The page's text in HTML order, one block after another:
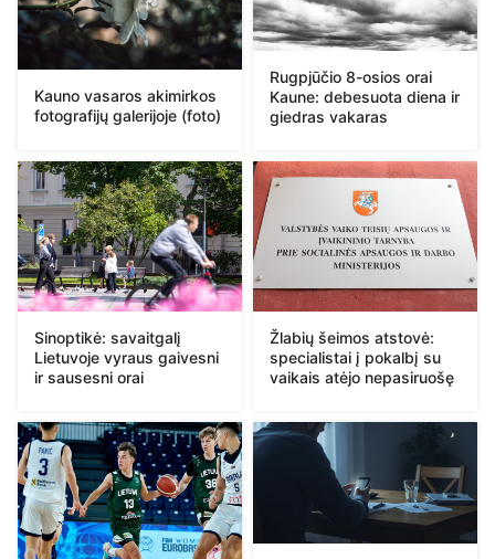
Kauno vasaros akimirkos
fotografijų galerijoje (foto)
Rugpjūčio 8-osios orai
Kaune: debesuota diena ir
giedras vakaras
Sinoptikė: savaitgalį
Lietuvoje vyraus gaivesni
ir sausesni orai
Žlabių šeimos atstovė:
specialistai į pokalbį su
vaikais atėjo nepasiruošę